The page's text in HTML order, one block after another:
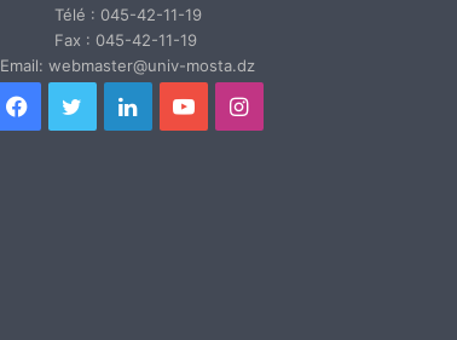
Télé : 045-42-11-19
Fax : 045-42-11-19
Email: webmaster@univ-mosta.dz
Facebook
TwitterLinkedinYouTubeInstagram